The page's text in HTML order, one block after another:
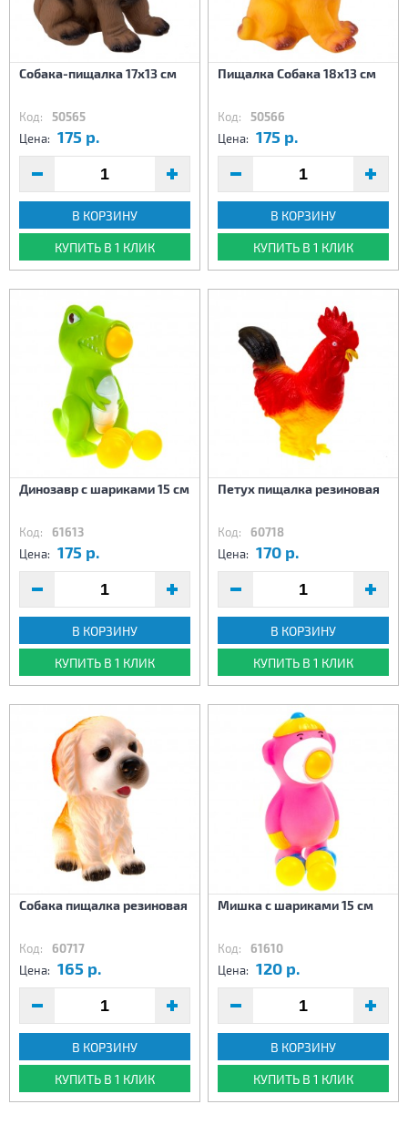
Собака-пищалка 17х13 см
Код: 50565
Цена: 175 р.
В КОРЗИНУ
КУПИТЬ В 1 КЛИК
Пищалка Собака 18х13 см
Код: 50566
Цена: 175 р.
В КОРЗИНУ
КУПИТЬ В 1 КЛИК
Динозавр с шариками 15 см
Код: 61613
Цена: 175 р.
В КОРЗИНУ
КУПИТЬ В 1 КЛИК
Петух пищалка резиновая
Код: 60718
Цена: 170 р.
В КОРЗИНУ
КУПИТЬ В 1 КЛИК
Собака пищалка резиновая
Код: 60717
Цена: 165 р.
В КОРЗИНУ
КУПИТЬ В 1 КЛИК
Мишка с шариками 15 см
Код: 61610
Цена: 120 р.
В КОРЗИНУ
КУПИТЬ В 1 КЛИК